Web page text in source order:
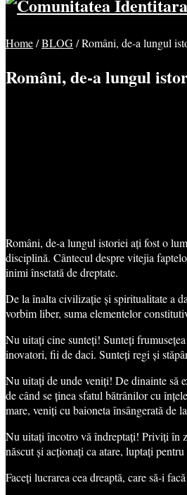
Home/BLOG/Români, de-a lungul
Români, de-a lungul
Români, de-a lungul istoriei ați fost o
disciplină. Cântecul despre vitejia
inimi însetată de dreptate.
De la înalta civilizație și spiritualitate a
vorbim liber, suma elementelor
Nu uitați cine sunteți! Sunteți
inovatori, fii de daci. Sunteți regi și
Nu uitați de unde veniți! De dinainte să
de când se ținea sfatul bătrânilor cu
mare, veniți cu baioneta însângerată de
Nu uitați încotro vă îndreptați! Priviți în
născut și acționați ca atare, luptați
Faceți lucrarea cea dreaptă, care să-i